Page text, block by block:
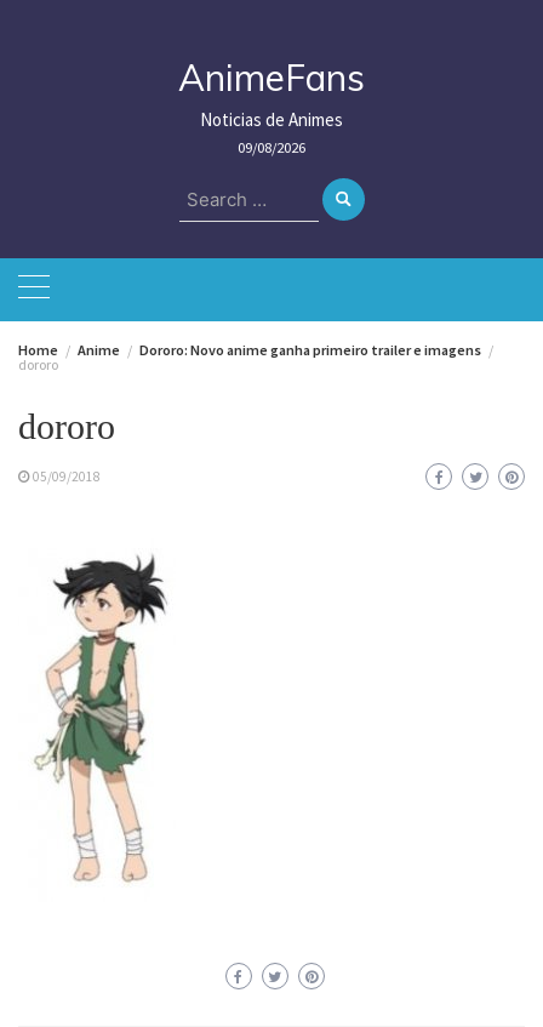
AnimeFans
Noticias de Animes
09/08/2026
Search
for:
Home Anime
Dororo: Novo anime ganha primeiro trailer e imagens
dororo
dororo
05/09/2018